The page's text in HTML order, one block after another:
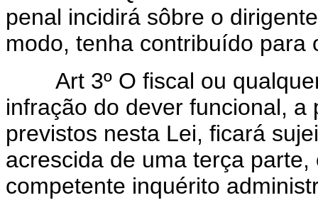
penal incidirá sôbre o
modo, tenha contribuído para
Art 3º O fiscal ou qualquer
infração do dever funcional,
previstos nesta Lei, ficará
acrescida de uma terça
competente inquérito